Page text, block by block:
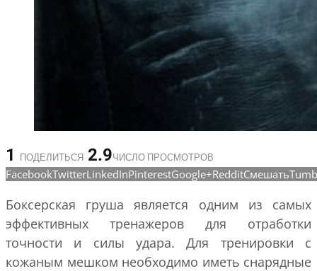
1 ПОДЕЛИТЬСЯ 2.9ЧИСЛО ПРОСМОТРОВ
FacebookTwitterLinkedInPinterestGoogle+RedditСмешать
Боксерская груша является одним из самых
эффективных тренажеров для отработки
точности и силы удара. Для тренировки с
кожаным мешком необходимо иметь снарядные